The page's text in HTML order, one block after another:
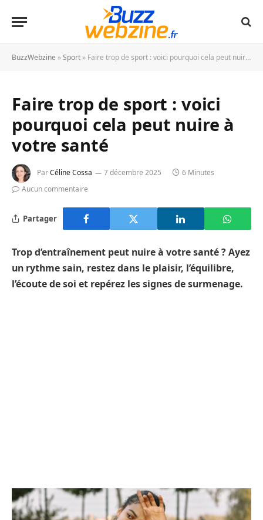
BuzzWebzine »Sport » Faire trop de sport : voici pourquoi cela peut nuire à votre santé
Faire trop de sport : voici
pourquoi cela peut nuire à
votre santé
ParCéline Cossa 7 décembre 2025
6 Minutes
Aucun commentaire
Partager
Trop d’entraînement peut nuire à votre santé ? Ayez
un rythme sain, restez dans le plaisir, l’équilibre,
l’écoute de soi et repérez les signes de surmenage.